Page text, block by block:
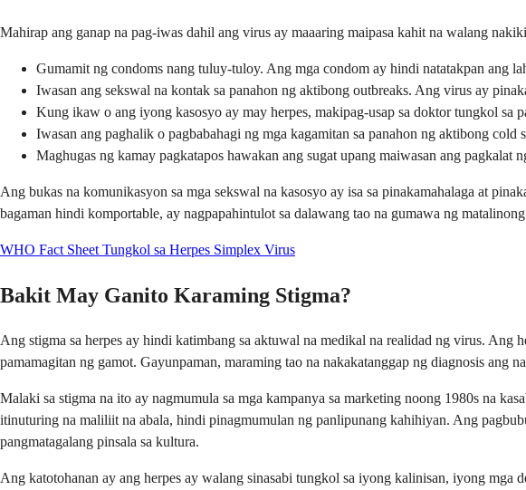
Mahirap ang ganap na pag-iwas dahil ang virus ay maaaring maipasa kahit na walang
Gumamit ng condoms nang tuluy-tuloy. Ang mga condom ay hindi natatakpan ang
Iwasan ang sekswal na kontak sa panahon ng aktibong outbreaks. Ang virus ay
Kung ikaw o ang iyong kasosyo ay may herpes, makipag-usap sa doktor tungkol sa
Iwasan ang paghalik o pagbabahagi ng mga kagamitan sa panahon ng aktibong cold
Maghugas ng kamay pagkatapos hawakan ang sugat upang maiwasan ang pagkalat
Ang bukas na komunikasyon sa mga sekswal na kasosyo ay isa sa pinakamahalaga at
bagaman hindi komportable, ay nagpapahintulot sa dalawang tao na gumawa ng
WHO Fact Sheet Tungkol sa Herpes Simplex Virus
Bakit May Ganito Karaming Stigma?
Ang stigma sa herpes ay hindi katimbang sa aktuwal na medikal na realidad ng virus. Ang
pamamagitan ng gamot. Gayunpaman, maraming tao na nakakatanggap ng diagnosis
Malaki sa stigma na ito ay nagmumula sa mga kampanya sa marketing noong 1980s na
itinuturing na maliliit na abala, hindi pinagmumulan ng panlipunang kahihiyan. Ang
pangmatagalang pinsala sa kultura.
Ang katotohanan ay ang herpes ay walang sinasabi tungkol sa iyong kalinisan, iyong